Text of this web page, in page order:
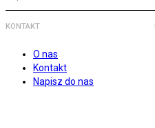
KONTAKT
O nas
Kontakt
Napisz do nas